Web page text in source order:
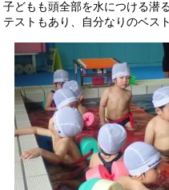
子どもも頭全部を水につける潜
テストもあり、自分なりのベス